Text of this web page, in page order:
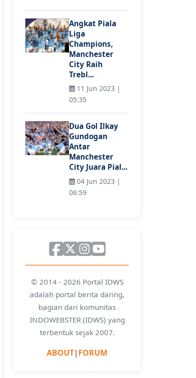
Angkat Piala
Liga
Champions,
Manchester
City Raih
Trebl...
11 Jun 2023 |
05:35
Dua Gol Ilkay
Gundogan
Antar
Manchester
City Juara Pial...
04 Jun 2023 |
06:59
© 2014 - 2026 Portal IDWS
adalah portal berita daring,
bagian dari komunitas
INDOWEBSTER (IDWS) yang
terbentuk sejak 2007.
ABOUT|FORUM